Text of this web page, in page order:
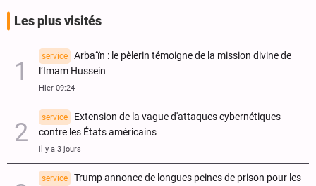
Les plus visités
service
Arba‘ïn : le pèlerin témoigne de la mission divine de
l’Imam Hussein
Hier 09:24
service
Extension de la vague d'attaques cybernétiques
contre les États américains
il y a 3 jours
service
Trump annonce de longues peines de prison pour les